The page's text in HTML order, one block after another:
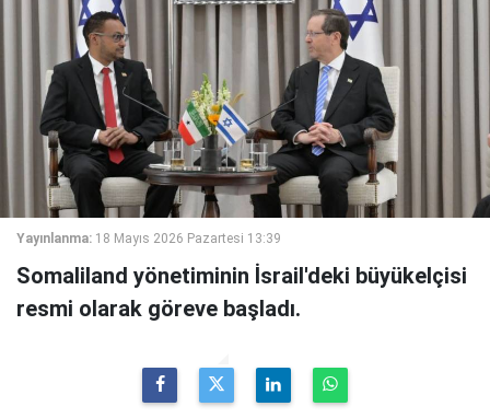
Yayınlanma: 18 Mayıs 2026 Pazartesi 13:39
Somaliland yönetiminin İsrail'deki büyükelçisi
resmi olarak göreve başladı.